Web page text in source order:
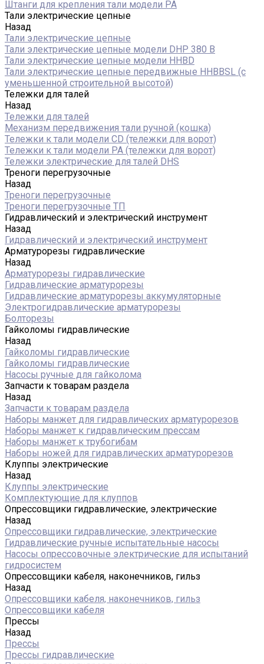
Штанги для крепления тали модели РА
Тали электрические цепные
Назад
Тали электрические цепные
Тали электрические цепные модели DHP 380 В
Тали электрические цепные модели HHBD
Тали электрические цепные передвижные HHBBSL (с
уменьшенной строительной высотой)
Тележки для талей
Назад
Тележки для талей
Механизм передвижения тали ручной (кошка)
Тележки к тали модели CD (тележки для ворот)
Тележки к тали модели РА (тележки для ворот)
Тележки электрические для талей DHS
Треноги перегрузочные
Назад
Треноги перегрузочные
Треноги перегрузочные ТП
Гидравлический и электрический инструмент
Назад
Гидравлический и электрический инструмент
Арматурорезы гидравлические
Назад
Арматурорезы гидравлические
Гидравлические арматурорезы
Гидравлические арматурорезы аккумуляторные
Электрогидравлические арматурорезы
Болторезы
Гайколомы гидравлические
Назад
Гайколомы гидравлические
Гайколомы гидравлические
Насосы ручные для гайколома
Запчасти к товарам раздела
Назад
Запчасти к товарам раздела
Наборы манжет для гидравлических арматурорезов
Наборы манжет к гидравлическим прессам
Наборы манжет к трубогибам
Наборы ножей для гидравлических арматурорезов
Клуппы электрические
Назад
Клуппы электрические
Комплектующие для клуппов
Опрессовщики гидравлические, электрические
Назад
Опрессовщики гидравлические, электрические
Гидравлические ручные испытательные насосы
Насосы опрессовочные электрические для испытаний
гидросистем
Опрессовщики кабеля, наконечников, гильз
Назад
Опрессовщики кабеля, наконечников, гильз
Опрессовщики кабеля
Прессы
Назад
Прессы
Прессы гидравлические